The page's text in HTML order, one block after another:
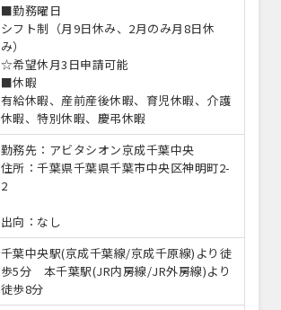
■勤務曜日
シフト制（月9日休み、2月のみ月8日休
み）
☆希望休月3日申請可能
■休暇
有給休暇、産前産後休暇、育児休暇、介護
休暇、特別休暇、慶弔休暇
勤務先：アビタシオン京成千葉中央
住所：千葉県千葉県千葉市中央区神明町2-
2
出向：なし
千葉中央駅(京成千葉線/京成千原線)より徒
歩5分 本千葉駅(JR内房線/JR外房線)より
徒歩8分